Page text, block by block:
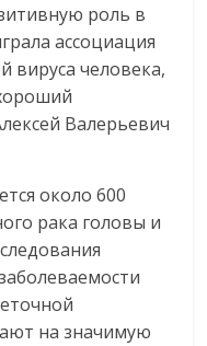
роль в
ассоциация
вируса человека,
Валерьевич
около 600
рака головы и
на значимую